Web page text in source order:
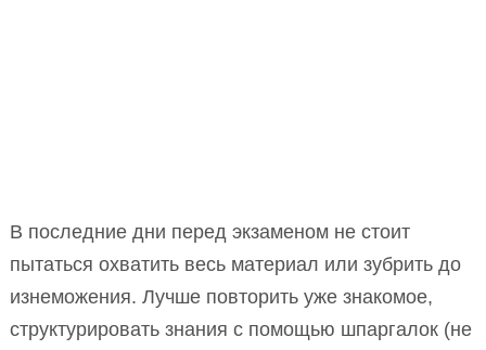
В последние дни перед экзаменом не стоит
пытаться охватить весь материал или зубрить до
изнеможения. Лучше повторить уже знакомое,
структурировать знания с помощью шпаргалок (не